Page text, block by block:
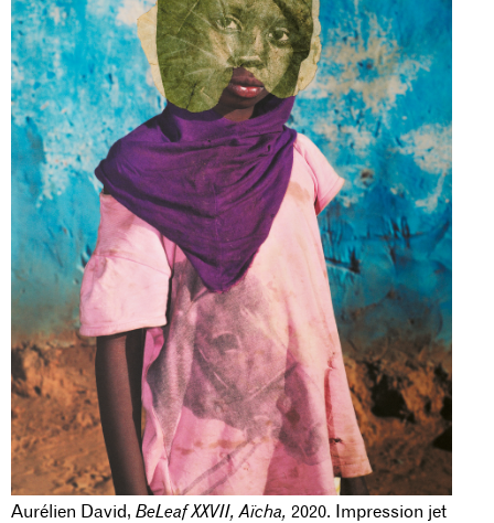
Aurélien David, BeLeaf XXVII, Aïcha, 2020. Impression jet